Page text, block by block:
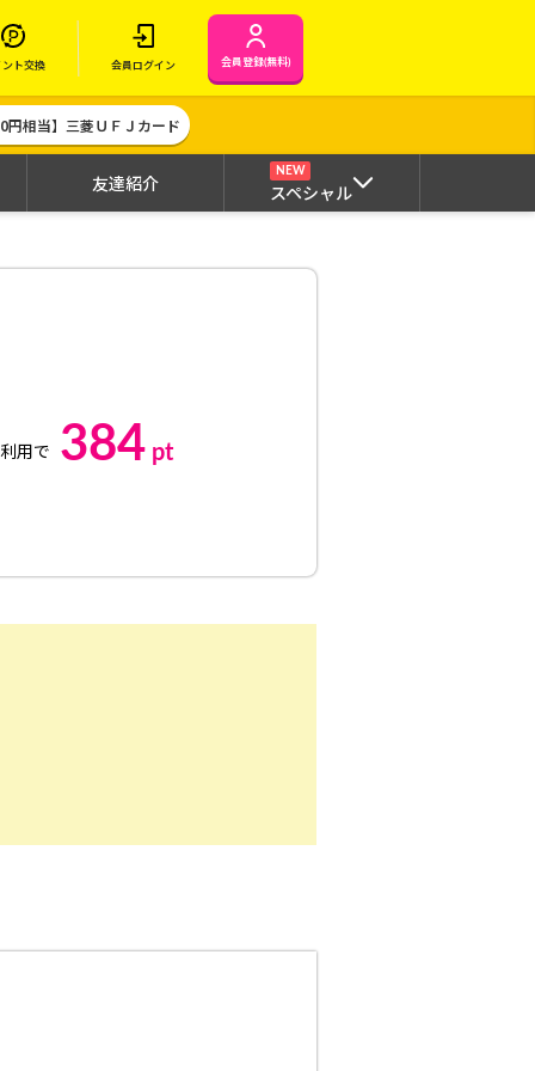
ント交換 会員ログイン 会員登録(無料)
円相当】三菱ＵＦＪカード
友達紹介
NEW
スペシャル
用で 384 pt